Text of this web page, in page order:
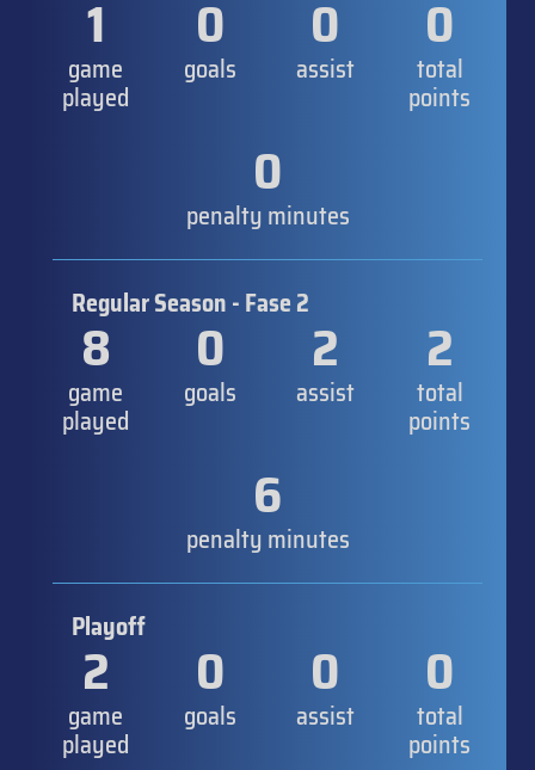
1
game
played
0
goals
0
assist
0
total
points
0
penalty minutes
Regular Season - Fase 2
8
game
played
0
goals
2
assist
2
total
points
6
penalty minutes
Playoff
2
game
played
0
goals
0
assist
0
total
points